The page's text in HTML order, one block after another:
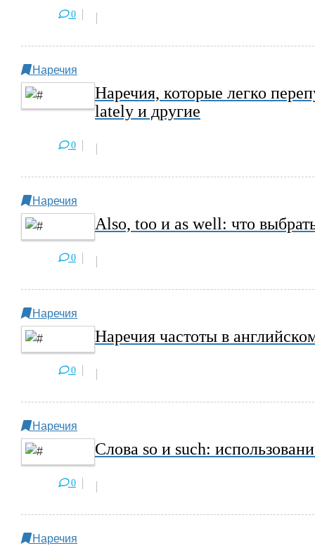
0
Наречия
Наречия, которые легко
lately и другие
0
Наречия
Also, too и as well: что
0
Наречия
Наречия частоты в
0
Наречия
Слова so и such:
0
Наречия